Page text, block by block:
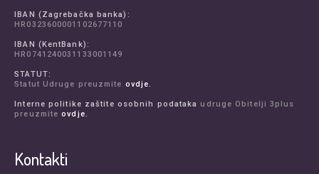
IBAN (Zagrebačka banka):
HR0323600001102677110
IBAN (KentBank):
HR0741240031133001149
STATUT:
Statut Udruge preuzmite ovdje.
Interne politike zaštite osobnih podataka udruge Obitelji 3plus
preuzmiteovdje.
Kontakti